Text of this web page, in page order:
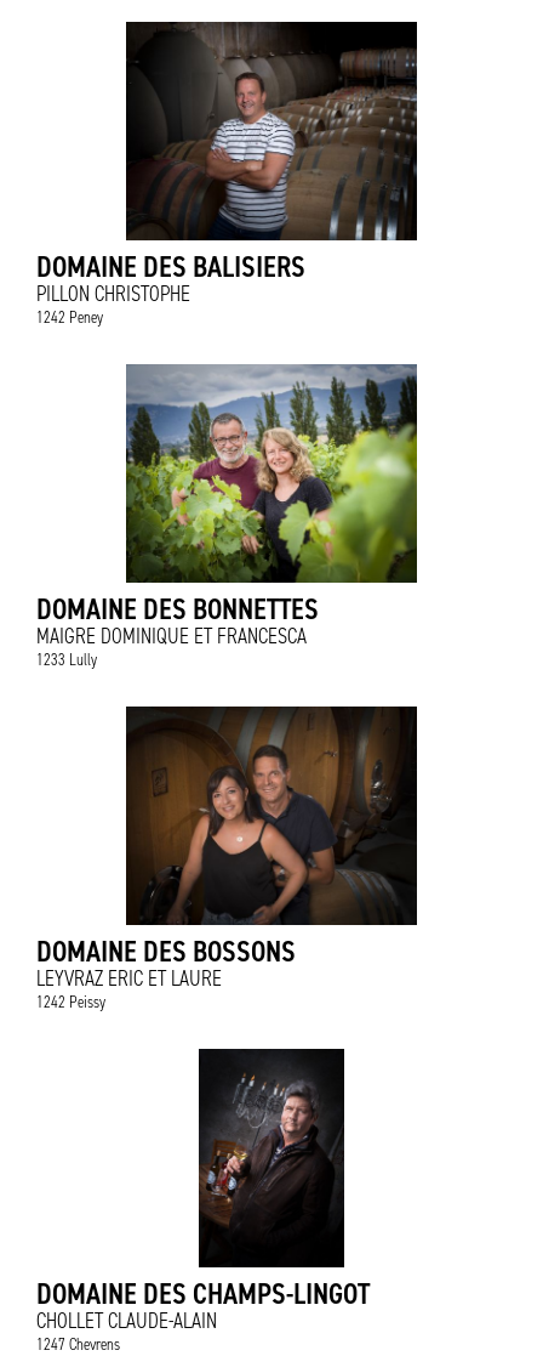
DOMAINE DES BALISIERS
PILLON CHRISTOPHE
1242 Peney
DOMAINE DES BONNETTES
MAIGRE DOMINIQUE ET FRANCESCA
1233 Lully
DOMAINE DES BOSSONS
LEYVRAZ ERIC ET LAURE
1242 Peissy
DOMAINE DES CHAMPS-LINGOT
CHOLLET CLAUDE-ALAIN
1247 Chevrens